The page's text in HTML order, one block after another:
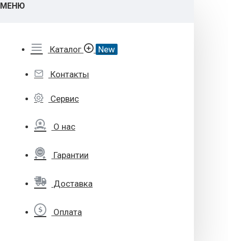
МЕНЮ
Каталог New
Контакты
Сервис
О нас
Гарантии
Доставка
Оплата